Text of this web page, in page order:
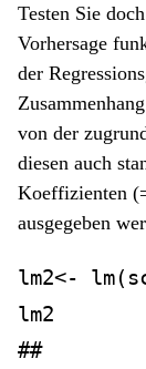
Testen Sie
Vorhersage
der
von der
diesen auch
Koeffizienten
ausgegeben
lm2<- lm(
lm2
##